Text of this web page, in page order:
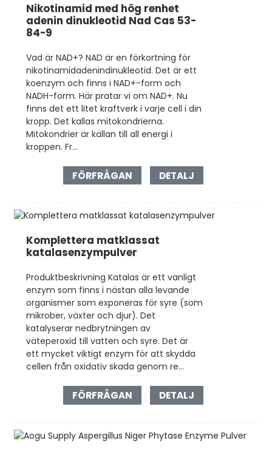
Nikotinamid med hög renhet
adenin dinukleotid Nad Cas 53-
84-9
Vad är NAD+? NAD är en förkortning för
nikotinamidadenindinukleotid. Det är ett
koenzym och finns i NAD+-form och
NADH-form. Här pratar vi om NAD+. Nu
finns det ett litet kraftverk i varje cell i din
kropp. Det kallas mitokondrierna.
Mitokondrier är källan till all energi i
kroppen. Fr...
FÖRFRÅGAN DETALJ
Komplettera matklassat
katalasenzympulver
Produktbeskrivning Katalas är ett vanligt
enzym som finns i nästan alla levande
organismer som exponeras för syre (som
mikrober, växter och djur). Det
katalyserar nedbrytningen av
väteperoxid till vatten och syre. Det är
ett mycket viktigt enzym för att skydda
cellen från oxidativ skada genom re...
FÖRFRÅGAN DETALJ